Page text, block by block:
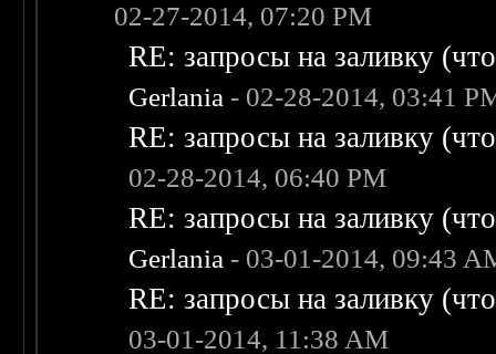
02-27-2014, 07:20 PM
RE: запросы на заливку
Gerlania - 02-28-2014, 03:41
RE: запросы на заливку
02-28-2014, 06:40 PM
RE: запросы на заливку
Gerlania - 03-01-2014, 09:43
RE: запросы на заливку
03-01-2014, 11:38 AM